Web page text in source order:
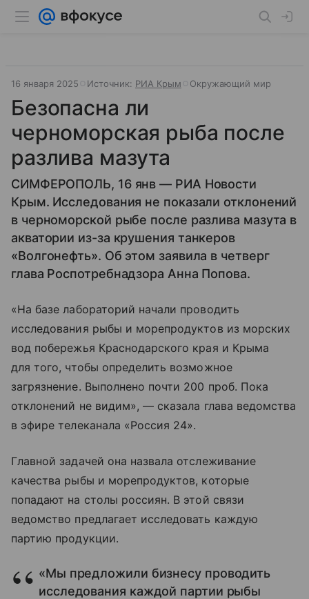
16 января 2025 Источник: РИА Крым Окружающий мир
Безопасна ли
черноморская рыба после
разлива мазута
СИМФЕРОПОЛЬ, 16 янв — РИА Новости
Крым. Исследования не показали отклонений
в черноморской рыбе после разлива мазута в
акватории из-за крушения танкеров
«Волгонефть». Об этом заявила в четверг
глава Роспотребнадзора Анна Попова.
«На базе лабораторий начали проводить
исследования рыбы и морепродуктов из морских
вод побережья Краснодарского края и Крыма
для того, чтобы определить возможное
загрязнение. Выполнено почти 200 проб. Пока
отклонений не видим», — сказала глава ведомства
в эфире телеканала «Россия 24».
Главной задачей она назвала отслеживание
качества рыбы и морепродуктов, которые
попадают на столы россиян. В этой связи
ведомство предлагает исследовать каждую
партию продукции.
«Мы предложили бизнесу проводить
исследования каждой партии рыбы